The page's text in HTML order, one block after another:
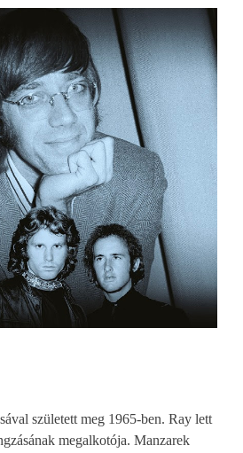
született meg 1965-ben. Ray lett
megalkotója. Manzarek